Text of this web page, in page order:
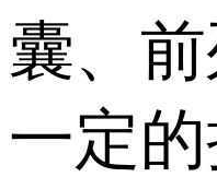
囊、
一定